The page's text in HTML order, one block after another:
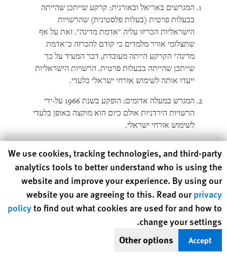
המגרשים באריאל ובאורנית: קרקע שייתכן שהייתה
בבעלות פרטית (בעלות פלסטינית) שהרשויות
הישראליות הכריזו עליה "אדמת מדינה". זאת על אף
שתצלומי אוויר מלמדים כי קודם להכרזה כ"אדמת
מדינה" הקרקע הייתה מעובדת, דבר המעיד על כך
שייתכן שהייתה בבעלות פרטית. הרשויות הישראליות
ייעדו אותה לשימוש אזרחי ישראלי בלעדי.
המגרש במעלה אדומים: הופקע בשנת 1966 על-ידי
הרשויות הירדניות אולם כיום הוא מוקצה באופן בלעדי
לשימוש אזרחי ישראלי.
פלסטינית) שנלקחה ללא רשות והכניסה אליה נחסמה
בפני בעליה לאחר שהרשויות הישראליות הקימו את
גבעת זאב ומנעו מפלסטינים להיכנס אליה למעט
כעובדים הנזקקים להיתרים מיוחדים. מיועדת באופן
בלעדי לשימוש אזרחי ישראלי.
המגרש בבקעת הירדן: אדמת מדינה שנרשמה ככזו
באופן בלעדי לשימוש אזרחי ישראלי.
Human Rights Watch cookie preferences
We use cookies, tracking technologies, and third-party
analytics tools to better understand who is using the
website and improve your experience. By using our
website you are agreeing to this. Read ourprivacy
policyto find out what cookies are used for and how to
change your settings.
Accept
Other options